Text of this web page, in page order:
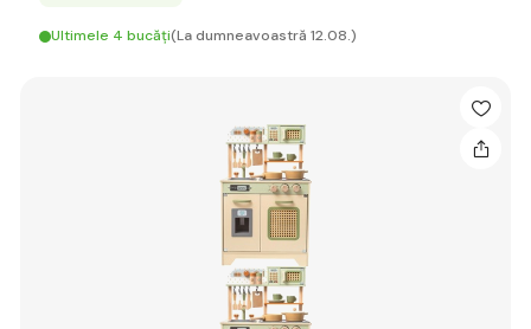
Ultimele 4 bucăți(La dumneavoastră 12.08.)